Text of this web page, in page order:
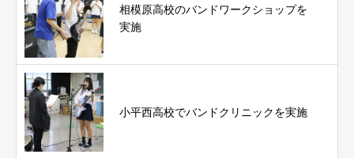
相模原高校のバンドワークショップを
実施
小平西高校でバンドクリニックを実施